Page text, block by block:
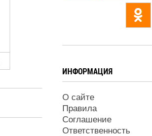
ИНФОРМАЦИЯ
О сайте
Правила
Соглашение
Ответственность